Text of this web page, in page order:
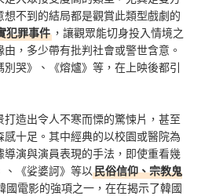
不到的結局都是觀賞此類型戲劇的
犯罪事件 ，讓觀眾能切身投入情境之
，多少帶有批判社會或警世含意。
哭》、《熔爐》等，在上映後都引
造出令人不寒而慄的驚悚片，甚至
十足。其中經典的以校園或醫院為
演與演員表現的手法，即使重看幾
、《娑婆訶》等以民俗信仰、宗教鬼
國電影的強項之一，在在揭示了韓國